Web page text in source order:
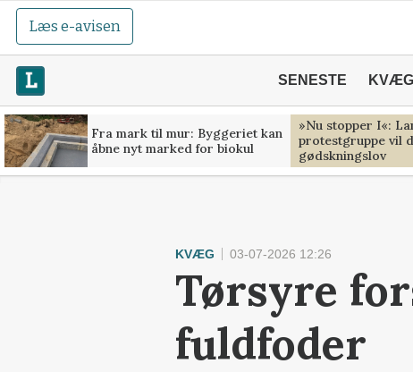
Læs e-avisen
SENESTE KVÆG
Fra mark til mur: Byggeriet kan
åbne nyt marked for biokul
»Nu stopper I«:
protestgruppe vil
gødskningslov
KVÆG 03-07-2026 12:26
Tørsyre
fuldfoder